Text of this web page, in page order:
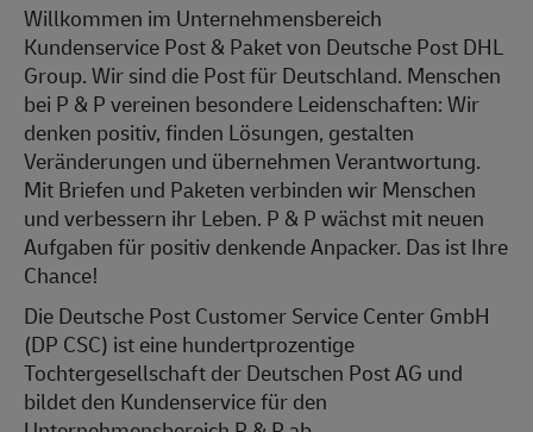
Willkommen im Unternehmensbereich
Kundenservice Post & Paket von Deutsche Post DHL
Group. Wir sind die Post für Deutschland. Menschen
bei P & P vereinen besondere Leidenschaften: Wir
denken positiv, finden Lösungen, gestalten
Veränderungen und übernehmen Verantwortung.
Mit Briefen und Paketen verbinden wir Menschen
und verbessern ihr Leben. P & P wächst mit neuen
Aufgaben für positiv denkende Anpacker. Das ist Ihre
Chance!
Die Deutsche Post Customer Service Center GmbH
(DP CSC) ist eine hundertprozentige
Tochtergesellschaft der Deutschen Post AG und
bildet den Kundenservice für den